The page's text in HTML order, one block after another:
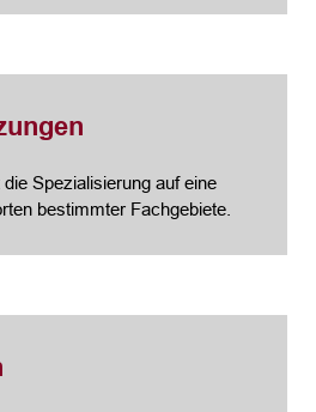
Spezialisierung auf eine
bestimmter Fachgebiete.